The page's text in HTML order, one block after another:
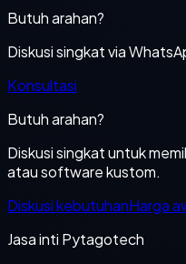
Butuh arahan?
Diskusi singkat via
Konsultasi
Butuh arahan?
Diskusi singkat untuk
atau software kustom.
Diskusi kebutuhanHarga
Jasa inti Pytagotech